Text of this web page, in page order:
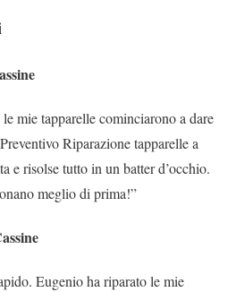
mie tapparelle cominciarono a dare
Riparazione tapparelle a
e risolse tutto in un batter d’occhio.
meglio di prima!”
Eugenio ha riparato le mie